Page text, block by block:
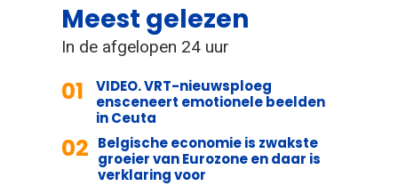
Meest gelezen
In de afgelopen 24 uur
01
VIDEO. VRT-nieuwsploeg
ensceneert emotionele beelden
in Ceuta
02 Belgische economie is zwakste
groeier van Eurozone en daar is
verklaring voor